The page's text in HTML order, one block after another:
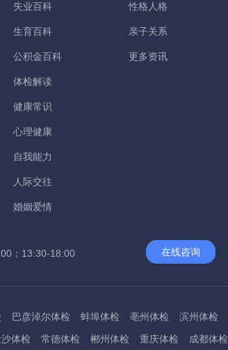
失业百科
生育百科
公积金百科
体检解读
健康常识
心理健康
自我能力
人际交往
婚姻爱情
性格人格
亲子关系
更多资讯
；13:30-18:00 在线咨询
巴彦淖尔体检 蚌埠体检 亳州体检 滨州体检
体检 常德体检 郴州体检 重庆体检 成都体检